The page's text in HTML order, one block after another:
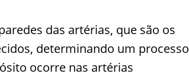
das artérias, que são os
determinando um processo
ocorre nas artérias